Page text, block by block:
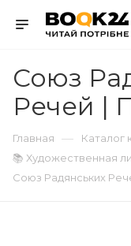
Союз
Речей |
Главная — Каталог
📚 Художественная
Союз Радянських